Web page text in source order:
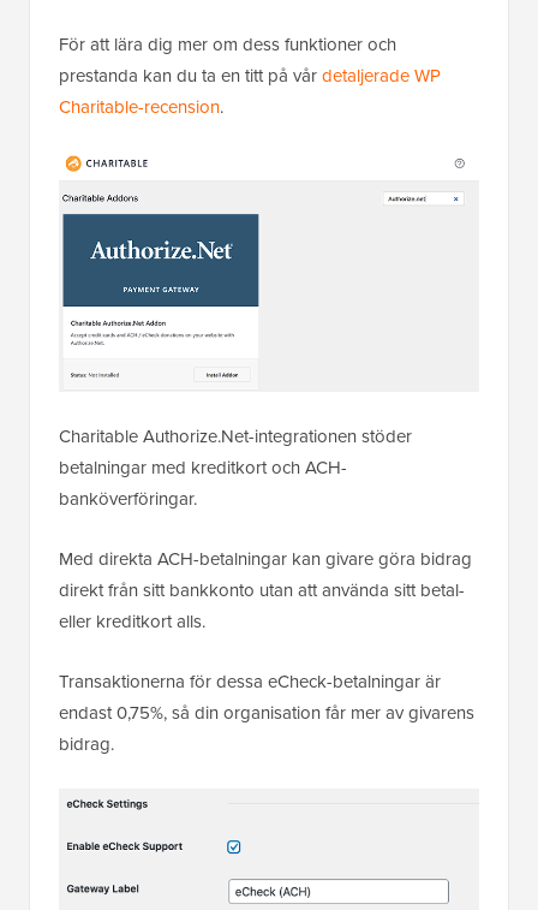
För att lära dig mer om dess funktioner och
prestanda kan du ta en titt på vårdetaljerade WP
Charitable-recension.
Charitable Authorize.Net-integrationen stöder
betalningar med kreditkort och ACH-
banköverföringar.
Med direkta ACH-betalningar kan givare göra bidrag
direkt från sitt bankkonto utan att använda sitt betal-
eller kreditkort alls.
Transaktionerna för dessa eCheck-betalningar är
endast 0,75%, så din organisation får mer av givarens
bidrag.